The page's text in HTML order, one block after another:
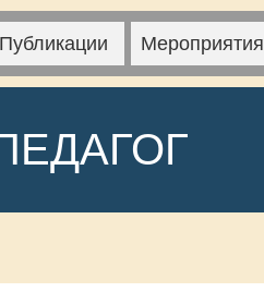
Публикации Мероприятия